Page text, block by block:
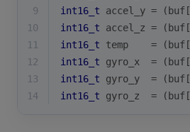
9
int16_t accel_y = (buf[
10
int16_t accel_z = (buf[
11
int16_t temp    = (buf[
12
int16_t gyro_x  = (buf[
13
int16_t gyro_y  = (buf[
14
int16_t gyro_z  = (buf[